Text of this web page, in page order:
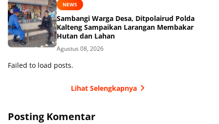
NEWS
Sambangi Warga Desa, Ditpolairud Polda
Kalteng Sampaikan Larangan Membakar
Hutan dan Lahan
Agustus 08, 2026
Failed to load posts.
Lihat Selengkapnya
Posting Komentar